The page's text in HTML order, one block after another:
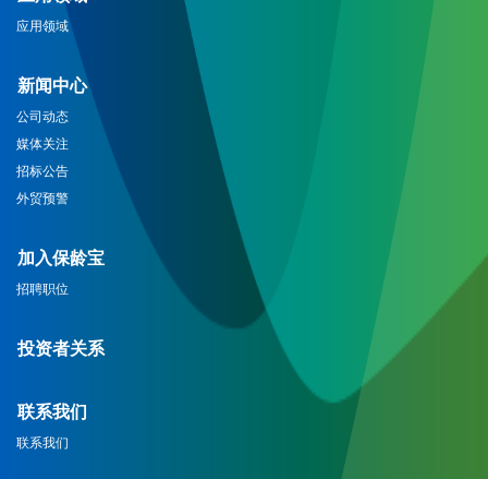
应用领域
新闻中心
公司动态
媒体关注
招标公告
外贸预警
加入保龄宝
招聘职位
投资者关系
联系我们
联系我们